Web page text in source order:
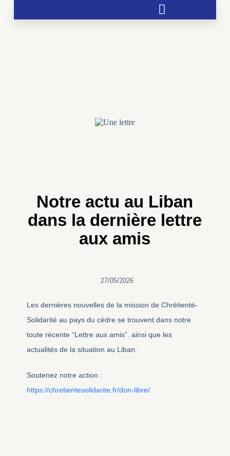
Notre actu au Liban
dans la dernière lettre
aux amis
27/05/2026
Les dernières nouvelles de la mission de Chrétienté-
Solidarité au pays du cèdre se trouvent dans notre
toute récente “Lettre aux amis”. ainsi que les
actualités de la situation au Liban.
Soutenez notre action :
https://chretientesolidarite.fr/don-libre/